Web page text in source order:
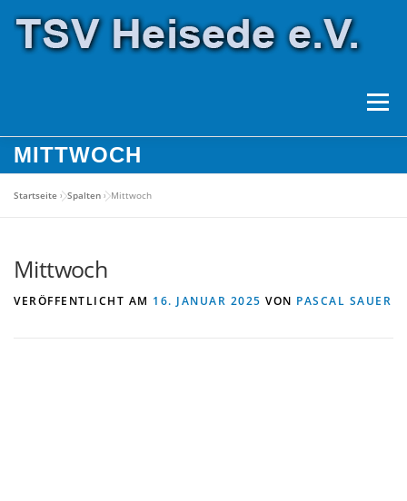
Inhalt
springen
Menü
ÜBER UNS SPORTANLAGEN SPORTARTEN
FORMULARE KONTAKT
MITTWOCH
Startseite »Spalten »Mittwoch
Mittwoch
VERÖFFENTLICHT AM 16. JANUAR 2025 VON PASCAL SAUER